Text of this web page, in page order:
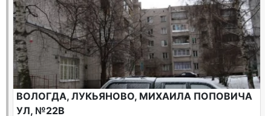
ВОЛОГДА, ЛУКЬЯНОВО, МИХАИЛА ПОПОВИЧА
УЛ, №22В